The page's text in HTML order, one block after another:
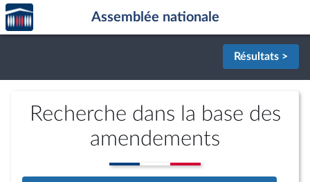
Aller au contenu
Aller en bas de la page
Accèder
à la
page
Assemblée nationale
Résultats >
Recherche dans la base des
amendements